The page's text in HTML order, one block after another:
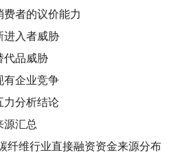
者的议价能力
进入者威胁
代品威胁
有企业竞争
力分析结论
源汇总
纤维行业直接融资资金来源分布